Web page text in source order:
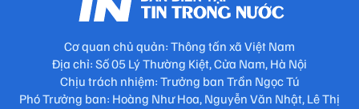
Cơ quan chủ quản: Thông tấn xã Việt Nam
Địa chỉ: Số 05 Lý Thường Kiệt, Cửa Nam, Hà Nội
Chịu trách nhiệm: Trưởng ban Trần Ngọc Tú
Phó Trưởng ban: Hoàng Như Hoa, Nguyễn Văn Nhật, Lê Thị